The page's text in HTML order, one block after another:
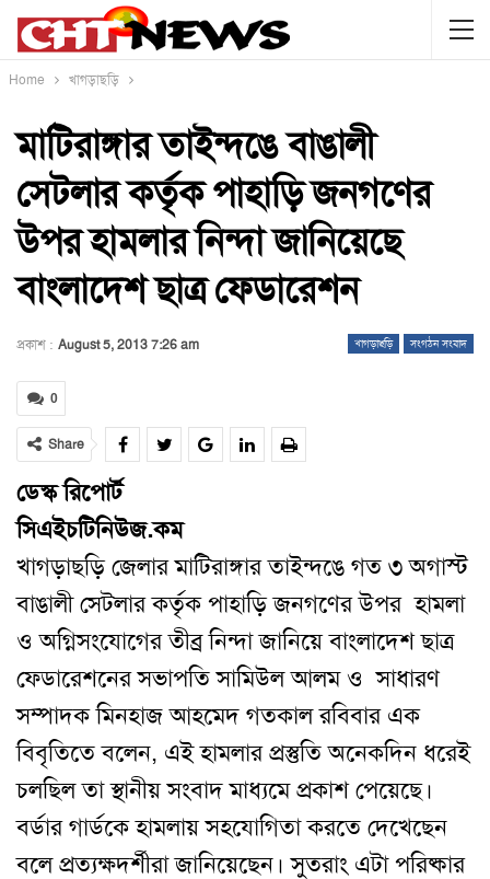
Home খাগড়াছড়ি
মাটিরাঙ্গার তাইন্দঙে বাঙালী
সেটলার কর্তৃক পাহাড়ি জনগণের
উপর হামলার নিন্দা জানিয়েছে
বাংলাদেশ ছাত্র ফেডারেশন
খাগড়াছড়ি সংগঠন সংবাদ
প্রকাশ : August 5, 2013 7:26 am
0
Share
ডেস্ক রিপোর্ট
সিএইচটিনিউজ.কম
খাগড়াছড়ি জেলার মাটিরাঙ্গার তাইন্দঙে গত ৩ অগাস্ট
বাঙালী সেটলার কর্তৃক পাহাড়ি জনগণের উপর হামলা
ও অগ্নিসংযোগের তীব্র নিন্দা জানিয়ে বাংলাদেশ ছাত্র
ফেডারেশনের সভাপতি সামিউল আলম ও সাধারণ
সম্পাদক মিনহাজ আহমেদ গতকাল রবিবার এক
বিবৃতিতে বলেন, এই হামলার প্রস্তুতি অনেকদিন ধরেই
চলছিল তা স্থানীয় সংবাদ মাধ্যমে প্রকাশ পেয়েছে।
বর্ডার গার্ডকে হামলায় সহযোগিতা করতে দেখেছেন
বলে প্রত্যক্ষদর্শীরা জানিয়েছেন। সুতরাং এটা পরিষ্কার